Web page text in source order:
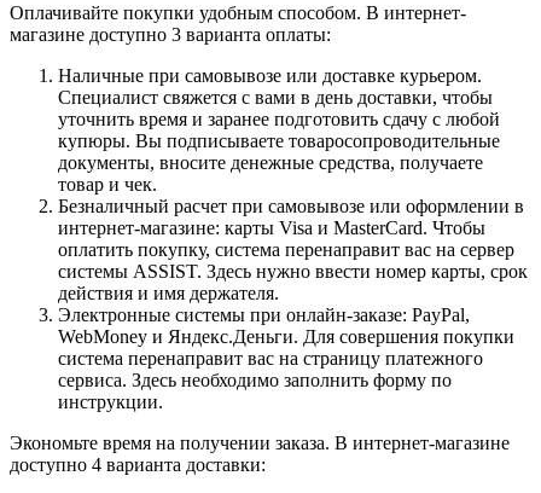
Оплачивайте покупки удобным способом. В интернет-
магазине доступно 3 варианта оплаты:
Наличные при самовывозе или доставке курьером.
Специалист свяжется с вами в день доставки, чтобы
уточнить время и заранее подготовить сдачу с любой
купюры. Вы подписываете товаросопроводительные
документы, вносите денежные средства, получаете
товар и чек.
Безналичный расчет при самовывозе или оформлении в
интернет-магазине: карты Visa и MasterCard. Чтобы
оплатить покупку, система перенаправит вас на сервер
системы ASSIST. Здесь нужно ввести номер карты, срок
действия и имя держателя.
Электронные системы при онлайн-заказе: PayPal,
WebMoney и Яндекс.Деньги. Для совершения покупки
система перенаправит вас на страницу платежного
сервиса. Здесь необходимо заполнить форму по
инструкции.
Экономьте время на получении заказа. В интернет-магазине
доступно 4 варианта доставки: